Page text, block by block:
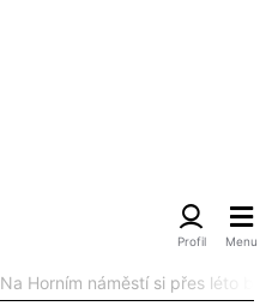
Na Horním náměstí si přes léto